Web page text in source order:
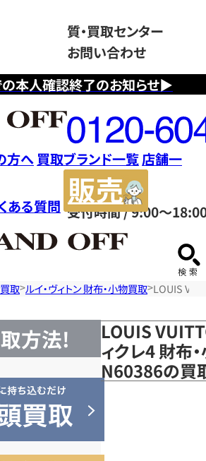
本人確認終了のお知らせ▶
質・買取センター
お問い合わせ
フ
リ
ー
ダ
イ
ヤ
ル
0120604117
受付時間 / 9:00～
方へ 買取ブランド一覧店舗一
ある質問
サ
買取 ルイ・ヴィトン 財布・小物買取 LOUIS
方法!
LOUIS
ィクレ4 財布
N60386の買